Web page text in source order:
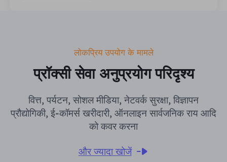
लोकप्रिय उपयोग के मामले
प्रॉक्सी सेवा अनुप्रयोग परिदृश्य
वित्त, पर्यटन, सोशल मीडिया, नेटवर्क सुरक्षा, विज्ञापन
प्रौद्योगिकी, ई-कॉमर्स खरीदारी, ऑनलाइन सार्वजनिक राय आदि
को कवर करना
और ज्यादा खोजें